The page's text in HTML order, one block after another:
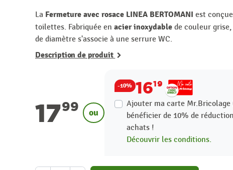
La Fermeture avec rosace LINEA BERTOMANI est
toilettes. Fabriquée en acier inoxydable de couleur
de diamètre s'associe à une serrure WC.
Description de produit
1799 ou
-10% 1619
Ajouter ma carte Mr.Bricolage
bénéficier de 10% de
achats !
Découvrir les conditions.